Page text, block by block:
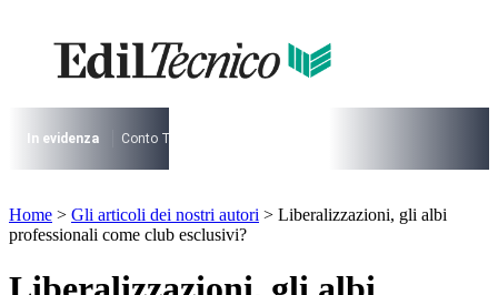
contenuto
I più cercati
Lorem ipsum dolor sit amet consectetur
Lorem ipsum dolor sit amet consectetur
In evidenza Conto Termico
I più cercati
Lorem ipsum dolor sit amet consectetur
Lorem ipsum dolor sit amet consectetur
Home > Gli articoli dei nostri autori > Liberalizzazioni, gli albi
professionali come club esclusivi?